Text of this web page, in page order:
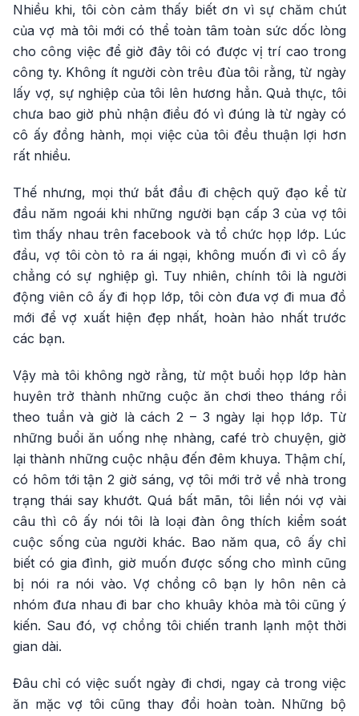
Nhiều khi, tôi còn cảm thấy biết ơn vì sự chăm chút
của vợ mà tôi mới có thể toàn tâm toàn sức dốc lòng
cho công việc để giờ đây tôi có được vị trí cao trong
công ty. Không ít người còn trêu đùa tôi rằng, từ ngày
lấy vợ, sự nghiệp của tôi lên hương hẳn. Quả thực, tôi
chưa bao giờ phủ nhận điều đó vì đúng là từ ngày có
cô ấy đồng hành, mọi việc của tôi đều thuận lợi hơn
rất nhiều.
Thế nhưng, mọi thứ bắt đầu đi chệch quỹ đạo kể từ
đầu năm ngoái khi những người bạn cấp 3 của vợ tôi
tìm thấy nhau trên facebook và tổ chức họp lớp. Lúc
đầu, vợ tôi còn tỏ ra ái ngại, không muốn đi vì cô ấy
chẳng có sự nghiệp gì. Tuy nhiên, chính tôi là người
động viên cô ấy đi họp lớp, tôi còn đưa vợ đi mua đồ
mới để vợ xuất hiện đẹp nhất, hoàn hảo nhất trước
các bạn.
Vậy mà tôi không ngờ rằng, từ một buổi họp lớp hàn
huyên trở thành những cuộc ăn chơi theo tháng rồi
theo tuần và giờ là cách 2 – 3 ngày lại họp lớp. Từ
những buổi ăn uống nhẹ nhàng, café trò chuyện, giờ
lại thành những cuộc nhậu đến đêm khuya. Thậm chí,
có hôm tới tận 2 giờ sáng, vợ tôi mới trở về nhà trong
trạng thái say khướt. Quá bất mãn, tôi liền nói vợ vài
câu thì cô ấy nói tôi là loại đàn ông thích kiểm soát
cuộc sống của người khác. Bao năm qua, cô ấy chỉ
biết có gia đình, giờ muốn được sống cho mình cũng
bị nói ra nói vào. Vợ chồng cô bạn ly hôn nên cả
nhóm đưa nhau đi bar cho khuây khỏa mà tôi cũng ý
kiến. Sau đó, vợ chồng tôi chiến tranh lạnh một thời
gian dài.
Đâu chỉ có việc suốt ngày đi chơi, ngay cả trong việc
ăn mặc vợ tôi cũng thay đổi hoàn toàn. Những bộ